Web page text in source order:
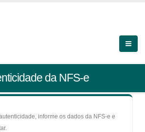
da NFS-e
informe os dados da NFS-e e